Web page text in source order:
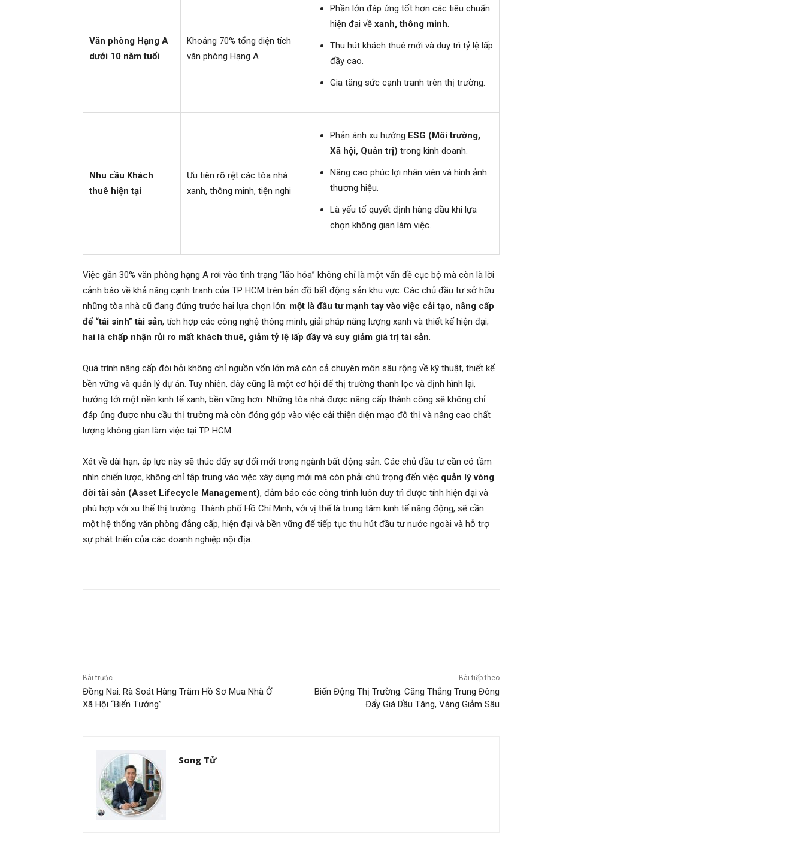
Văn phòng Hạng A
dưới 10 năm tuổi
Khoảng 70% tổng diện tích
văn phòng Hạng A
Phần lớn đáp ứng tốt hơn các tiêu chuẩn
hiện đại về xanh, thông minh.
Thu hút khách thuê mới và duy trì tỷ lệ lấp
đầy cao.
Gia tăng sức cạnh tranh trên thị trường.
Nhu cầu Khách
thuê hiện tại
Ưu tiên rõ rệt các tòa nhà
xanh, thông minh, tiện nghi
Phản ánh xu hướng ESG (Môi trường,
Xã hội, Quản trị) trong kinh doanh.
Nâng cao phúc lợi nhân viên và hình ảnh
thương hiệu.
Là yếu tố quyết định hàng đầu khi lựa
chọn không gian làm việc.
Việc gần 30% văn phòng hạng A rơi vào tình trạng “lão hóa” không chỉ là một vấn đề cục bộ mà còn là lời
cảnh báo về khả năng cạnh tranh của TP HCM trên bản đồ bất động sản khu vực. Các chủ đầu tư sở hữu
những tòa nhà cũ đang đứng trước hai lựa chọn lớn: một là đầu tư mạnh tay vào việc cải tạo, nâng cấp
để “tái sinh” tài sản, tích hợp các công nghệ thông minh, giải pháp năng lượng xanh và thiết kế hiện đại;
hai là chấp nhận rủi ro mất khách thuê, giảm tỷ lệ lấp đầy và suy giảm giá trị tài sản.
Quá trình nâng cấp đòi hỏi không chỉ nguồn vốn lớn mà còn cả chuyên môn sâu rộng về kỹ thuật, thiết kế
bền vững và quản lý dự án. Tuy nhiên, đây cũng là một cơ hội để thị trường thanh lọc và định hình lại,
hướng tới một nền kinh tế xanh, bền vững hơn. Những tòa nhà được nâng cấp thành công sẽ không chỉ
đáp ứng được nhu cầu thị trường mà còn đóng góp vào việc cải thiện diện mạo đô thị và nâng cao chất
lượng không gian làm việc tại TP HCM.
Xét về dài hạn, áp lực này sẽ thúc đẩy sự đổi mới trong ngành bất động sản. Các chủ đầu tư cần có tầm
nhìn chiến lược, không chỉ tập trung vào việc xây dựng mới mà còn phải chú trọng đến việc quản lý vòng
đời tài sản (Asset Lifecycle Management), đảm bảo các công trình luôn duy trì được tính hiện đại và
phù hợp với xu thế thị trường. Thành phố Hồ Chí Minh, với vị thế là trung tâm kinh tế năng động, sẽ cần
một hệ thống văn phòng đẳng cấp, hiện đại và bền vững để tiếp tục thu hút đầu tư nước ngoài và hỗ trợ
sự phát triển của các doanh nghiệp nội địa.
Bài trước
Đồng Nai: Rà Soát Hàng Trăm Hồ Sơ Mua Nhà Ở
Xã Hội “Biến Tướng”
Bài tiếp theo
Biến Động Thị Trường: Căng Thẳng Trung Đông
Đẩy Giá Dầu Tăng, Vàng Giảm Sâu
Song Tử